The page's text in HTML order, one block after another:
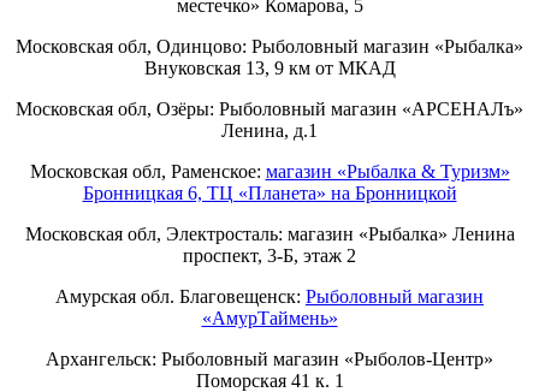
местечко» Комарова, 5
Московская обл, Одинцово: Рыболовный магазин «Рыбалка»
Внуковская 13, 9 км от МКАД
Московская обл, Озёры: Рыболовный магазин «АРСЕНАЛъ»
Ленина, д.1
Московская обл, Раменское: магазин «Рыбалка & Туризм»
Бронницкая 6, ТЦ «Планета» на Бронницкой
Московская обл, Электросталь: магазин «Рыбалка» Ленина
проспект, 3-Б, этаж 2
Амурская обл. Благовещенск: Рыболовный магазин
«АмурТаймень»
Архангельск: Рыболовный магазин «Рыболов-Центр»
Поморская 41 к. 1